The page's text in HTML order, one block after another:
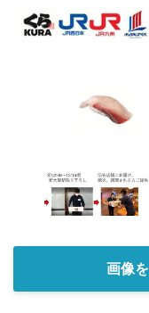
画像